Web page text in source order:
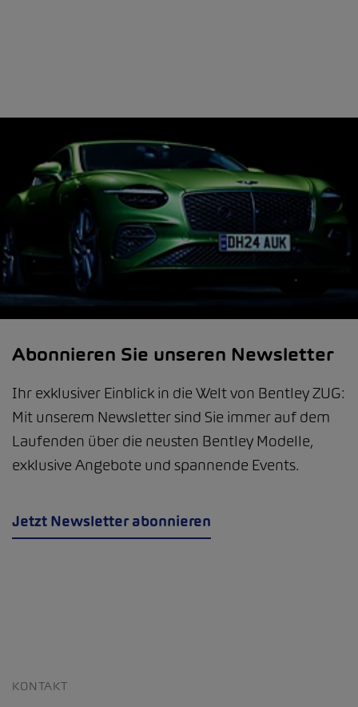
Abonnieren Sie unseren Newsletter
Ihr exklusiver Einblick in die Welt von Bentley ZUG:
Mit unserem Newsletter sind Sie immer auf dem
Laufenden über die neusten Bentley Modelle,
exklusive Angebote und spannende Events.
Jetzt Newsletter abonnieren
KONTAKT